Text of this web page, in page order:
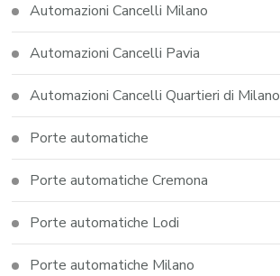
Automazioni Cancelli Milano
Automazioni Cancelli Pavia
Automazioni Cancelli Quartieri di Milano
Porte automatiche
Porte automatiche Cremona
Porte automatiche Lodi
Porte automatiche Milano